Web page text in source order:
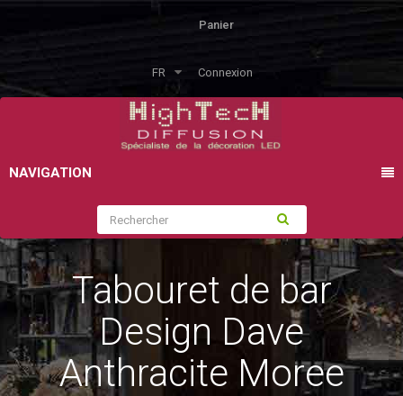
Panier
FR Connexion
NAVIGATION
Tabouret de bar
Design Dave
Anthracite Moree